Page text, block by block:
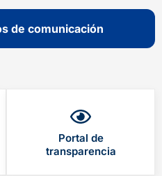
de comunicación
Portal de
transparencia